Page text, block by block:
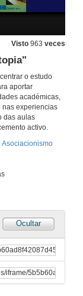
Visto 963 veces
o estudo
aportar
académicas,
nas experiencias
das aulas
activo.
Asociacionismo
Ocultar
Unha marca país para Galicia. O papel da cultura. Cuestións
Posibilidades de financiación no marco do novo programa Erasmus + en relación á educación de adultos